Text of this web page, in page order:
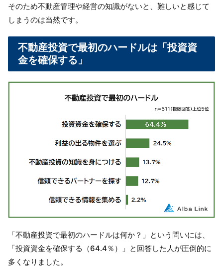
そのため不動産管理や経営の知識がないと、難しいと感じて
しまうのは当然です。
不動産投資で最初のハードルは「投資資
金を確保する」
「不動産投資で最初のハードルは何か？」という問いには、
「投資資金を確保する（64.4％）」と回答した人が圧倒的に
多くなりました。